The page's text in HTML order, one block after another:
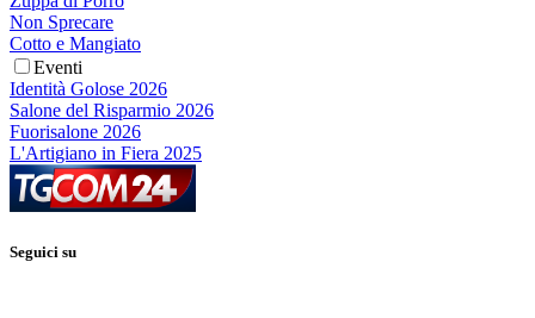
Non Sprecare
Cotto e Mangiato
Eventi
Identità Golose 2026
Salone del Risparmio 2026
Fuorisalone 2026
L'Artigiano in Fiera 2025
Seguici su